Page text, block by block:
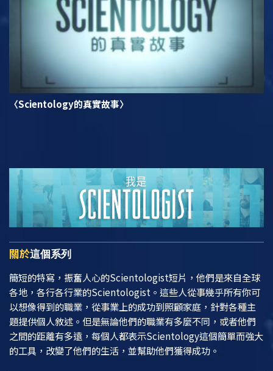
〈Scientology的真實故事〉
關於這個系列
簡短的特寫，振奮人心的Scientologist短片，他們是來自全球
各地，各行各行業的Scientologist。這些人從事幾乎所有你可
以想像得到的職業，從事業上的成功到照顧家庭，針對各種主
題提供個人敘述。但是無論他們的職業有多麼不同，或者他們
之間的距離有多遠，每個人都表示Scientology這個簡單而強大
的工具，改變了他們的生活，並幫助他們獲得成功。